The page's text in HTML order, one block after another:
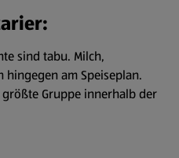
sind tabu. Milch,
am Speiseplan.
Gruppe innerhalb der